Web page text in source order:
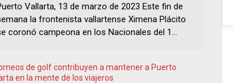
Vallarta, 13 de marzo de 2023 Este fin de
la frontenista vallartense Ximena Plácito
coronó campeona en los Nacionales del 1...
de golf contribuyen a mantener a Puerto
en la mente de los viajeros